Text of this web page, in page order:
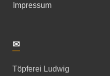
Impressum
✉
Töpferei Ludwig